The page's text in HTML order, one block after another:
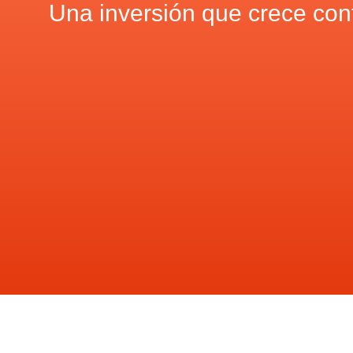
Una inversión que crece